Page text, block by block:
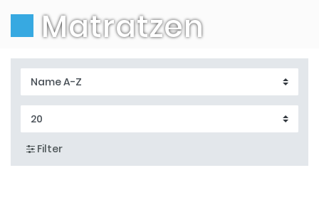
Matratzen
Filter